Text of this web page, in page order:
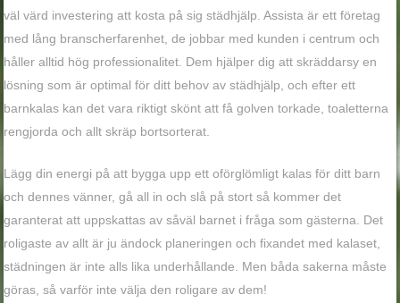
väl värd investering att kosta på sig städhjälp. Assista är ett företag
med lång branscherfarenhet, de jobbar med kunden i centrum och
håller alltid hög professionalitet. Dem hjälper dig att skräddarsy en
lösning som är optimal för ditt behov av städhjälp, och efter ett
barnkalas kan det vara riktigt skönt att få golven torkade, toaletterna
rengjorda och allt skräp bortsorterat.
Lägg din energi på att bygga upp ett oförglömligt kalas för ditt barn
och dennes vänner, gå all in och slå på stort så kommer det
garanterat att uppskattas av såväl barnet i fråga som gästerna. Det
roligaste av allt är ju ändock planeringen och fixandet med kalaset,
städningen är inte alls lika underhållande. Men båda sakerna måste
göras, så varför inte välja den roligare av dem!